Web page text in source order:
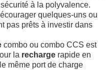
à la polyvalence.
quelques-uns ou
pas prêts à investir dans
combo ou combo CCS est
la recharge rapide en
même port de charge